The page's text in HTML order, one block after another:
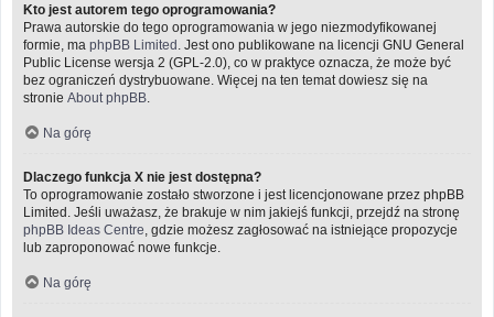
Kto jest autorem tego oprogramowania?
Prawa autorskie do tego oprogramowania w jego niezmodyfikowanej
formie, ma phpBB Limited . Jest ono publikowane na licencji GNU General
Public License wersja 2 (GPL-2.0), co w praktyce oznacza, że może być
bez ograniczeń dystrybuowane. Więcej na ten temat dowiesz się na
stronie About phpBB
Na górę
Dlaczego funkcja X nie jest dostępna?
To oprogramowanie zostało stworzone i jest licencjonowane przez phpBB
Limited. Jeśli uważasz, że brakuje w nim jakiejś funkcji, przejdź na stronę
phpBB Ideas Centre , gdzie możesz zagłosować na istniejące propozycje
lub zaproponować nowe funkcje.
Na górę